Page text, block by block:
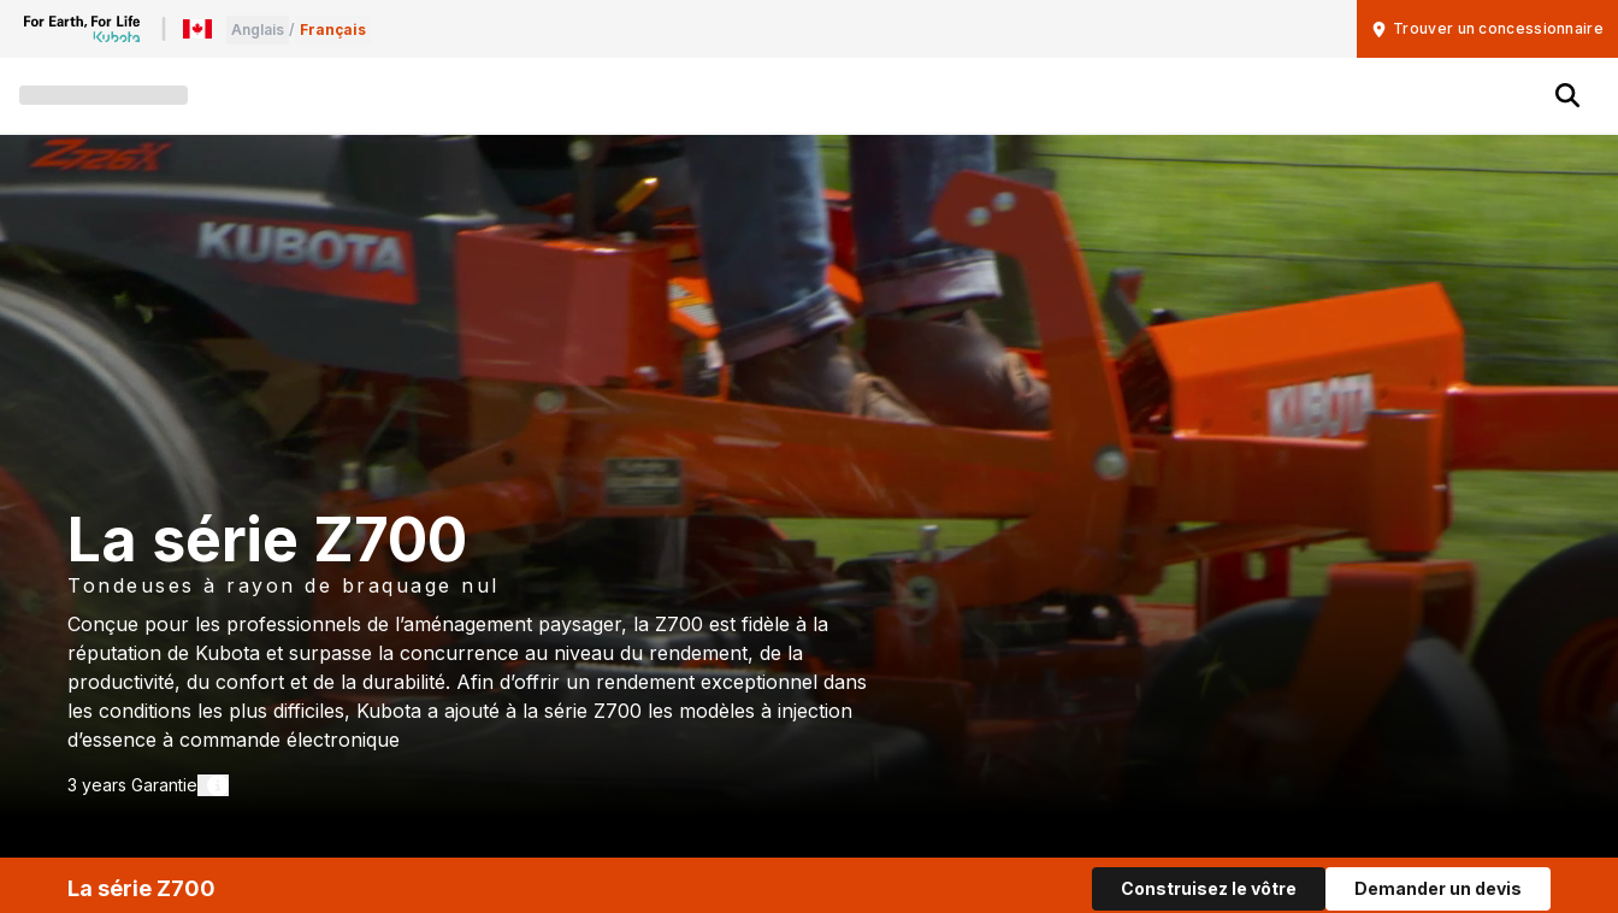
Anglais / Français Trouver un concessionnaire
La série Z700
Tondeuses à rayon de braquage nul
Conçue pour les professionnels de l’aménagement paysager, la Z700 est fidèle à la
réputation de Kubota et surpasse la concurrence au niveau du rendement, de la
productivité, du confort et de la durabilité. Afin d’offrir un rendement exceptionnel dans
les conditions les plus difficiles, Kubota a ajouté à la série Z700 les modèles à injection
d’essence à commande électronique
3 years Garantie
La série Z700 Construisez le vôtre Demander un devis